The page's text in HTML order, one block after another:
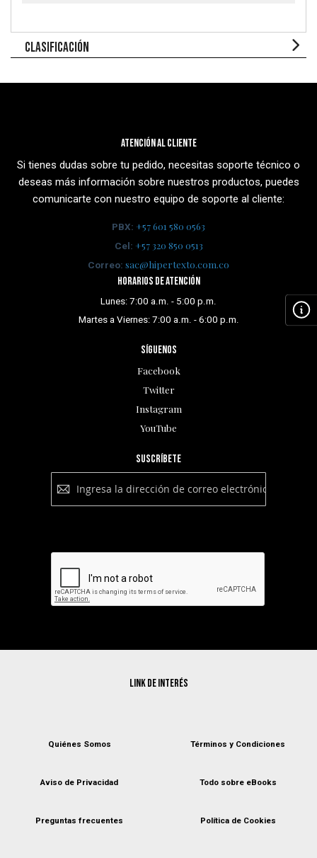
CLASIFICACIÓN
Atención al cliente
Si tienes dudas sobre tu pedido, necesitas soporte técnico o
deseas más información sobre nuestros productos, puedes
comunicarte con nuestro equipo de soporte al cliente:
PBX: +57 601 580 0563
Cel: +57 320 850 0513
Correo: sac@hipertexto.com.co
Horarios de atención
Lunes: 7:00 a.m. - 5:00 p.m.
Martes a Viernes: 7:00 a.m. - 6:00 p.m.
Síguenos
Facebook
Twitter
Instagram
YouTube
Suscríbete
nuestro
Link de interés
Quiénes Somos Términos y Condiciones
Aviso de Privacidad Todo sobre eBooks
Preguntas frecuentes Política de Cookies